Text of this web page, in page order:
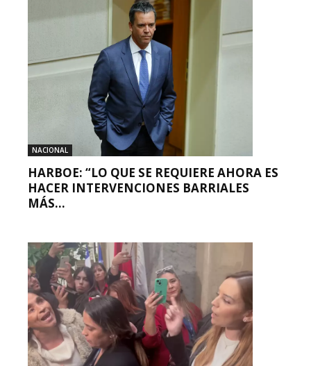
NACIONAL
HARBOE: “LO QUE SE REQUIERE AHORA ES
HACER INTERVENCIONES BARRIALES
MÁS...